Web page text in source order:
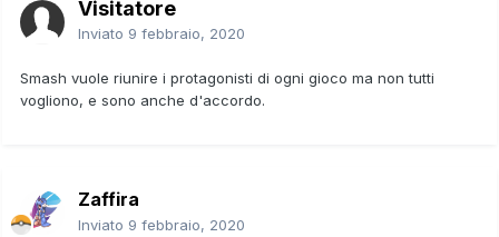
Visitatore
Inviato 9 febbraio, 2020
Smash vuole riunire i protagonisti di ogni gioco ma non tutti
vogliono, e sono anche d'accordo.
Zaffira
Inviato 9 febbraio, 2020